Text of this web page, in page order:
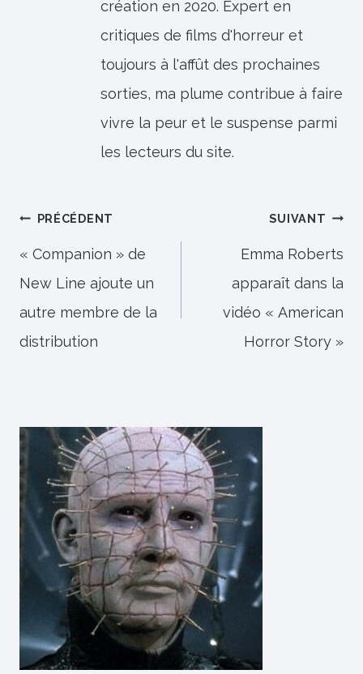
création en 2020. Expert en
critiques de films d'horreur et
toujours à l'affût des prochaines
sorties, ma plume contribue à faire
vivre la peur et le suspense parmi
les lecteurs du site.
Navigation
de
l’article
PRÉCÉDENT
« Companion » de
New Line ajoute un
autre membre de la
distribution
SUIVANT
Emma Roberts
apparaît dans la
vidéo « American
Horror Story »